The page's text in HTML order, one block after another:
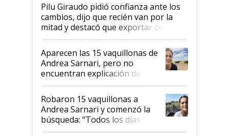
Pilu Giraudo pidió confianza ante los
cambios, dijo que recién van por la
mitad y destacó que exportar dejó de
ser "para unos pocos": "Tenemos un
mandato muy claro del gobierno
nacional"
Aparecen las 15 vaquillonas de
Andrea Sarnari, pero no
encuentran explicación de
cómo llegaron allí
Robaron 15 vaquillonas a
Andrea Sarnari y comenzó la
búsqueda: “Todos los días le
toca a algún productor”